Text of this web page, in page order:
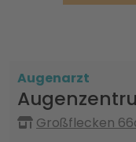
Augenarzt
Großflecken